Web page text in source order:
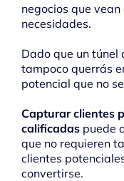
negocios que
necesidades.
Dado que un túnel
tampoco querrás
potencial que no
Capturar clientes
calificadas puede
que no requieren
clientes
convertirse.